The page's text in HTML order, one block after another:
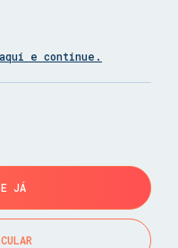
e continue.
JÁ